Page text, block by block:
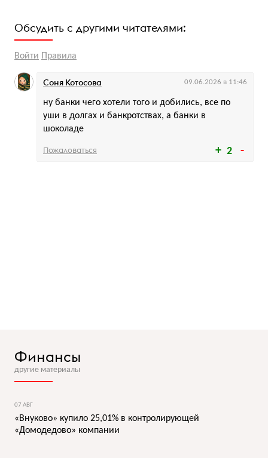
Обсудить с другими читателями:
Войти Правила
2
ну банки чего хотели того и добились, все по
уши в долгах и банкротствах, а банки в
шоколаде
Соня Котосова 09.06.2026 в 11:46
Пожаловаться
Финансы
другие материалы
07 АВГ
«Внуково» купило 25,01% в контролирующей
«Домодедово» компании